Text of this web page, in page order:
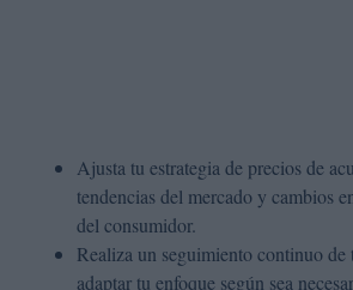
Ajusta tu estrategia de precios de
tendencias del mercado y cambios
del consumidor.
Realiza un seguimiento continuo de
adaptar tu enfoque según sea